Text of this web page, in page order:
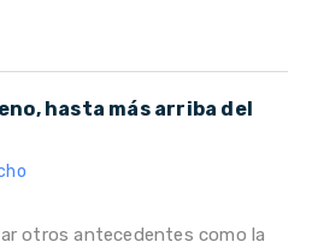
hasta más arriba del
otros antecedentes como la